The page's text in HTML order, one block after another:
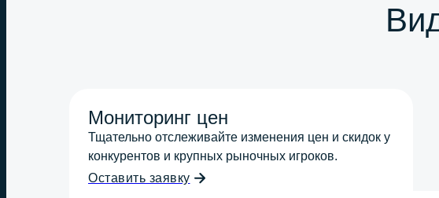
Мониторинг цен
Тщательно отслеживайте изменения цен и скидок у
конкурентов и крупных рыночных игроков.
Оставить заявку